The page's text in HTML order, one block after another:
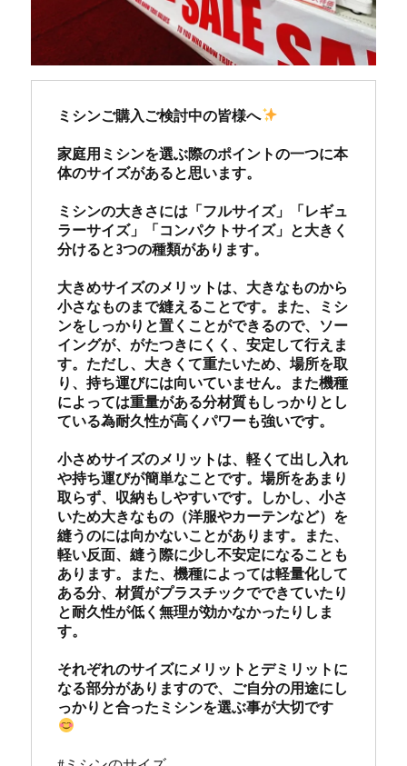
ミシンご購入ご検討中の皆様へ
家庭用ミシンを選ぶ際のポイントの一つに本
体のサイズがあると思います。
ミシンの大きさには「フルサイズ」「レギュ
ラーサイズ」「コンパクトサイズ」と大きく
分けると3つの種類があります。
大きめサイズのメリットは、大きなものから
小さなものまで縫えることです。また、ミシ
ンをしっかりと置くことができるので、ソー
イングが、がたつきにくく、安定して行えま
す。ただし、大きくて重たいため、場所を取
り、持ち運びには向いていません。また機種
によっては重量がある分材質もしっかりとし
ている為耐久性が高くパワーも強いです。
小さめサイズのメリットは、軽くて出し入れ
や持ち運びが簡単なことです。場所をあまり
取らず、収納もしやすいです。しかし、小さ
いため大きなもの（洋服やカーテンなど）を
縫うのには向かないことがあります。また、
軽い反面、縫う際に少し不安定になることも
あります。また、機種によっては軽量化して
ある分、材質がプラスチックでできていたり
と耐久性が低く無理が効かなかったりしま
す。
それぞれのサイズにメリットとデミリットに
なる部分がありますので、ご自分の用途にし
っかりと合ったミシンを選ぶ事が大切です